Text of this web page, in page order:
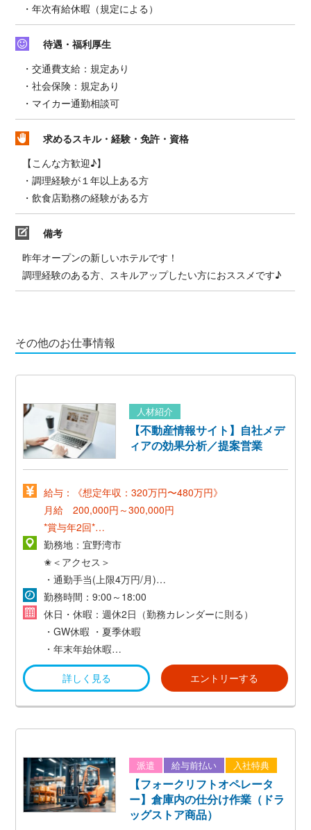
・年次有給休暇（規定による）
待遇・福利厚生
・交通費支給：規定あり
・社会保険：規定あり
・マイカー通勤相談可
求めるスキル・経験・免許・資格
【こんな方歓迎♪】
・調理経験が１年以上ある方
・飲食店勤務の経験がある方
備考
昨年オープンの新しいホテルです！
調理経験のある方、スキルアップしたい方におススメです♪
その他のお仕事情報
人材紹介
【不動産情報サイト】自社メデ
ィアの効果分析／提案営業
給与：《想定年収：320万円〜480万円》
月給 200,000円～300,000円
*賞与年2回*
*昇給年1回*
【給与モデル】
32歳/営業経験ありの社員の場合
基本給230,000円/月+残業代*27,000円/月+スキル・プロ
ジェクト手当*30,000円/月+賞与(年2回)*
*残業代:月平均16時間で計算した場合です。
*スキル・プロジェクト手当は10,000円~/月、個人のス
キル・能力によって異なります。
・割増賃金別途支給
・通勤手当（上限3万円／月）
・別途営業交通費支給
・昇進／昇給制度（年1回）
勤務地：宜野湾市
✬＜アクセス＞
・通勤手当(上限4万円/月)
・マイカー通勤可(無料駐車場あり)
勤務時間：9:00～18:00
休日・休暇：週休2日（勤務カレンダーに則る）
・GW休暇 ・夏季休暇
・年末年始休暇
・慶弔休暇
・産前産後休暇
詳しく見る エントリーする
派遣 給与前払い 入社特典
【フォークリフトオペレータ
ー】倉庫内の仕分け作業（ドラ
ッグストア商品）